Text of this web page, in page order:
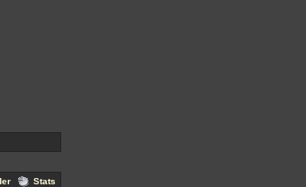
Stats